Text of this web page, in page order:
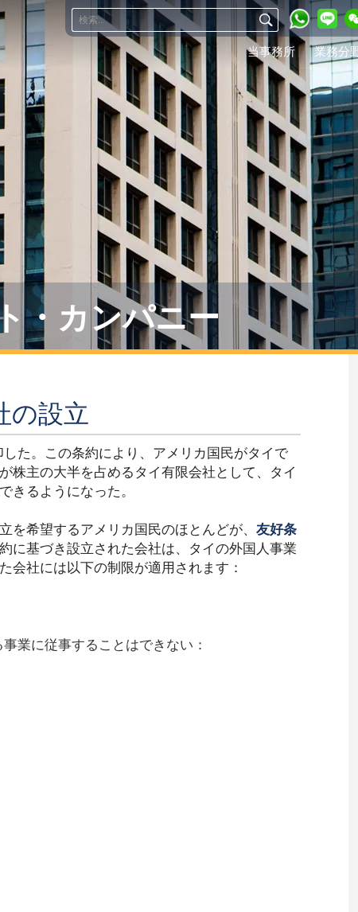
当事務所 業務分
・カンパニー
の設立
た。この条約により、アメリカ国民がタイで
株主の大半を占めるタイ有限会社として、タイ
きるようになった。
希望するアメリカ国民のほとんどが、 友好条
に基づき設立された会社は、タイの外国人事業
会社には以下の制限が適用されます：
業に従事することはできない：